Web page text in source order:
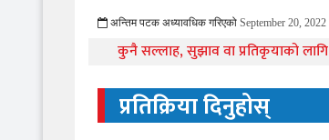
अन्तिम पटक अध्यावधिक गरिएको September 20, 2022
कुनै सल्लाह, सुझाव वा प्रतिकृयाको लागि
प्रतिक्रिया दिनुहोस्